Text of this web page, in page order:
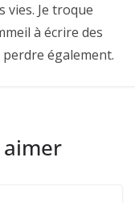
vies. Je troque
à écrire des
également.